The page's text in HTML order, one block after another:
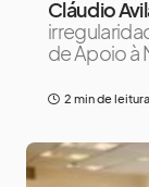
Cláudio
de Apoio à
2 min de leitura